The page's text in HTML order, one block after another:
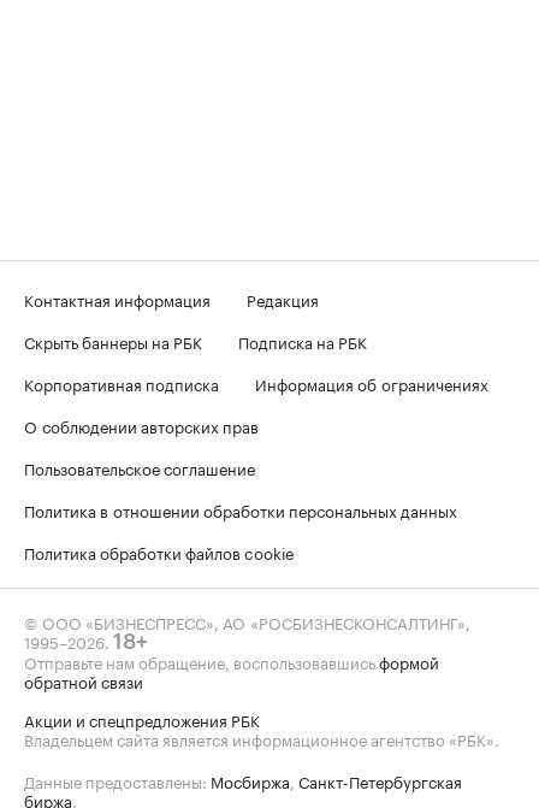
Контактная информация
Редакция
Скрыть баннеры на РБК
Подписка на РБК
Корпоративная подписка
Информация об ограничениях
О соблюдении авторских прав
Пользовательское соглашение
Политика в отношении обработки персональных данных
Политика обработки файлов cookie
© ООО «БИЗНЕСПРЕСС», АО «РОСБИЗНЕСКОНСАЛТИНГ»,
1995–2026 18+
Отправьте нам обращение, воспользовавшисьформой
обратной связи
Акции и спецпредложения РБК
Владельцем сайта является информационное агентство «РБК».
Данные предоставлены: Мосбиржа Санкт-Петербургская
биржа